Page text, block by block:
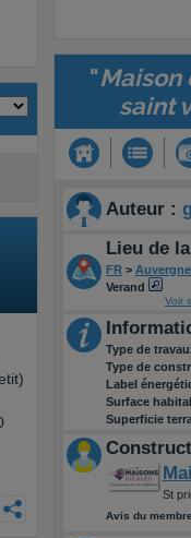
"Maison
saint
Auteur :
Lieu de
FR >
Verand
Voir
Type de
Type de
Label
Surface
Superficie
St
Avis du